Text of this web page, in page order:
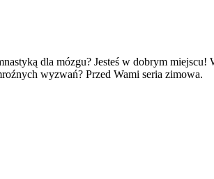
dla mózgu? Jesteś w dobrym
wyzwań? Przed Wami seria zimowa.